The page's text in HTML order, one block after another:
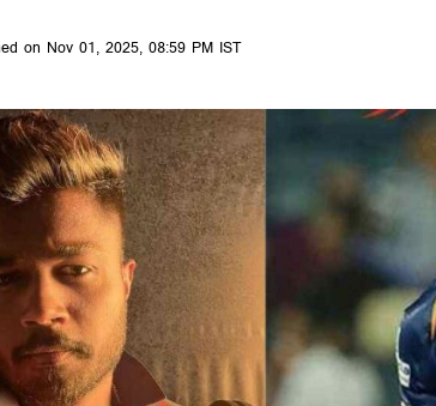
on Nov 01, 2025, 08:59 PM IST